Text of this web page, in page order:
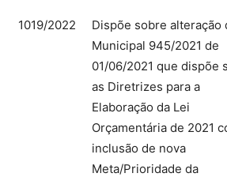
1019/2022
Dispõe sobre alteração
Municipal 945/2021 de
01/06/2021 que dispõe
as Diretrizes para a
Elaboração da Lei
Orçamentária de 2021
inclusão de nova
Meta/Prioridade da